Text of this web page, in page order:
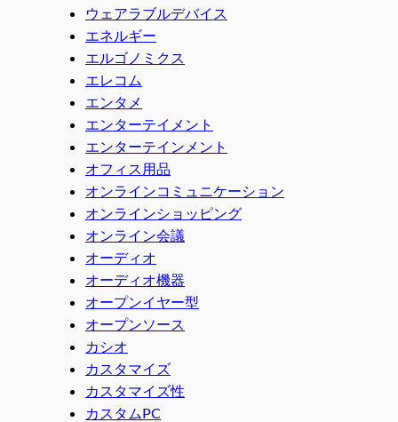
ウェアラブルデバイス
エネルギー
エルゴノミクス
エレコム
エンタメ
エンターテイメント
エンターテインメント
オフィス用品
オンラインコミュニケーション
オンラインショッピング
オンライン会議
オーディオ
オーディオ機器
オープンイヤー型
オープンソース
カシオ
カスタマイズ
カスタマイズ性
カスタムPC